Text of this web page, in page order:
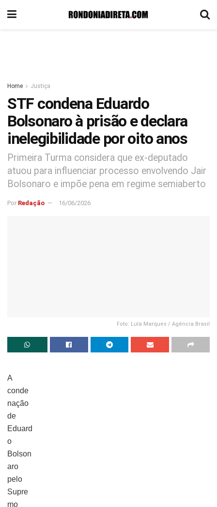
Home Justiça
STF condena Eduardo
Bolsonaro à prisão e declara
inelegibilidade por oito anos
Primeira Turma considera que ex-deputado
atuou para influenciar processo envolvendo Jair
Bolsonaro e impõe pena em regime semiaberto
Por Redação 16/06/2026
Foto: Lula Marques / Agência Brasil
A
conde
nação
de
Eduard
o
Bolson
aro
pelo
Supre
mo